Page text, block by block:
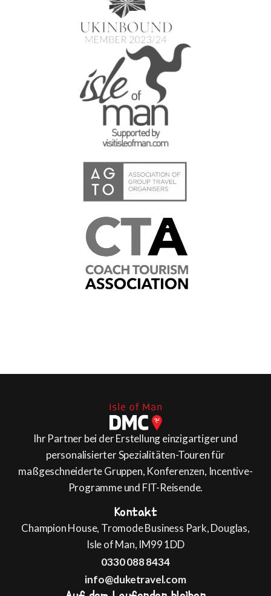
Ihr Partner bei der Erstellung einzigartiger und
personalisierter Spezialitäten-Touren für
maßgeschneiderte Gruppen, Konferenzen, Incentive-
Programme und FIT-Reisende.
Kontakt
Champion House, Tromode Business Park, Douglas,
Isle of Man, IM99 1DD
0330 088 8434
info@duketravel.com